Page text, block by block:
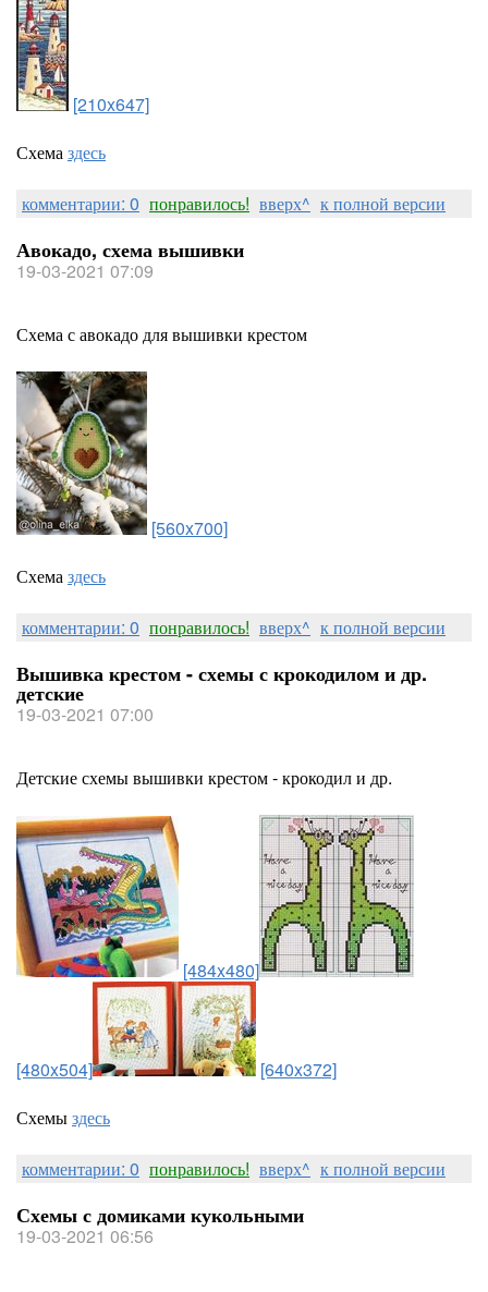
[210x647]
Схемаздесь
комментарии: 0 понравилось! вверх^ к полной версии
Авокадо, схема вышивки
19-03-2021 07:09
Схема с авокадо для вышивки крестом
[560x700]
Схемаздесь
комментарии: 0 понравилось! вверх^ к полной версии
Вышивка крестом - схемы с крокодилом и др.
детские
19-03-2021 07:00
Детские схемы вышивки крестом - крокодил и др.
[484x480]
[480x504]
[640x372]
Схемыздесь
комментарии: 0 понравилось! вверх^ к полной версии
Схемы с домиками кукольными
19-03-2021 06:56